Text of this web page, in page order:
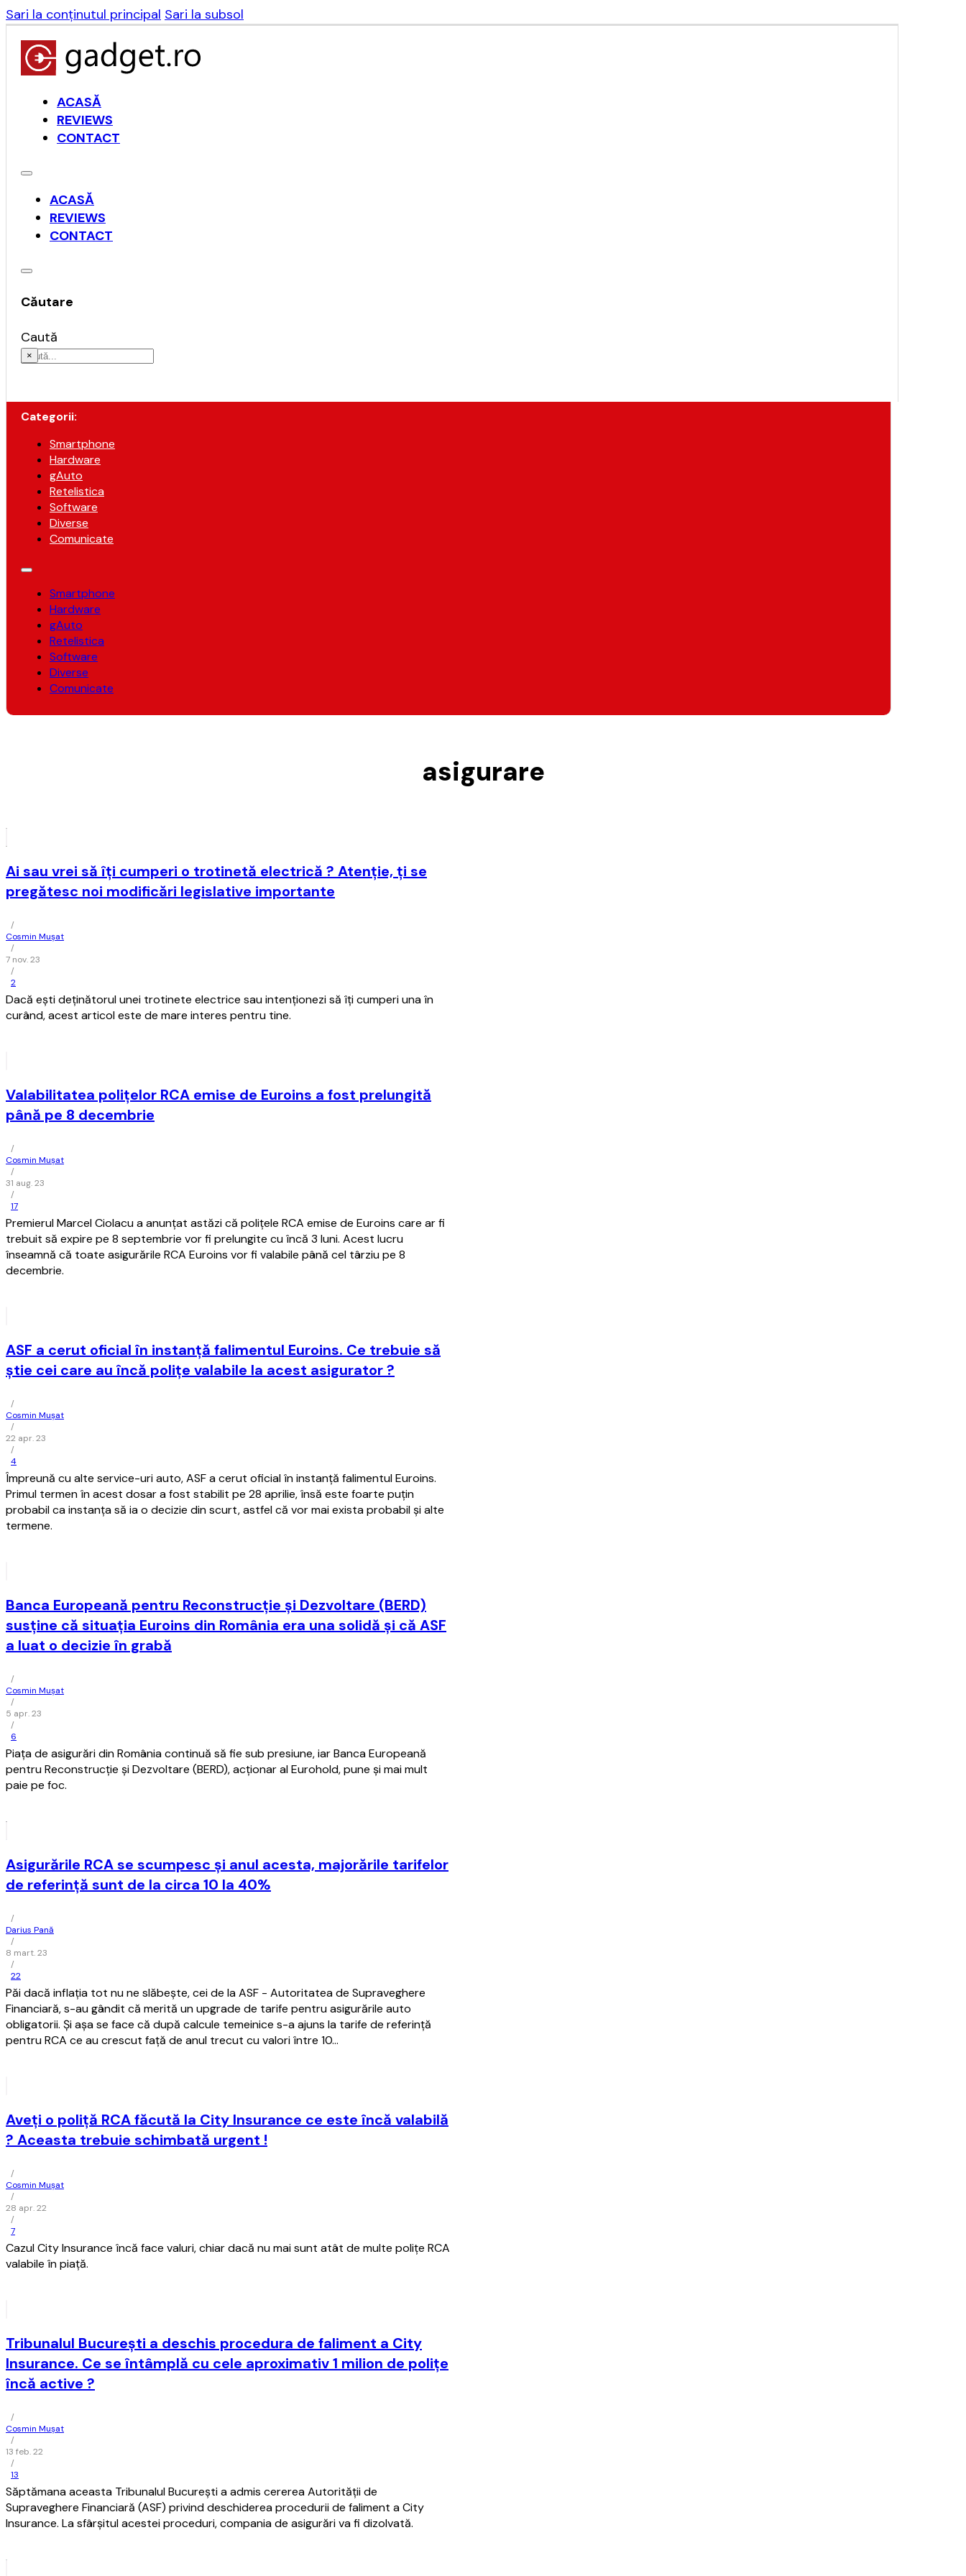
Sari la conținutul principal Sari la subsol
ACASĂ
REVIEWS
CONTACT
ACASĂ
REVIEWS
CONTACT
Căutare
Caută
×
Categorii:
Smartphone
Hardware
gAuto
Retelistica
Software
Diverse
Comunicate
Smartphone
Hardware
gAuto
Retelistica
Software
Diverse
Comunicate
asigurare
Ai sau vrei să îţi cumperi o trotinetă electrică ? Atenţie, ţi se
pregătesc noi modificări legislative importante
/
Cosmin Mușat
/
7 nov. 23
/
2
Dacă eşti deţinătorul unei trotinete electrice sau intenţionezi să îţi cumperi una în
curând, acest articol este de mare interes pentru tine.
Valabilitatea poliţelor RCA emise de Euroins a fost prelungită
până pe 8 decembrie
/
Cosmin Mușat
/
31 aug. 23
/
17
Premierul Marcel Ciolacu a anunţat astăzi că poliţele RCA emise de Euroins care ar fi
trebuit să expire pe 8 septembrie vor fi prelungite cu încă 3 luni. Acest lucru
înseamnă că toate asigurările RCA Euroins vor fi valabile până cel târziu pe 8
decembrie.
ASF a cerut oficial în instanţă falimentul Euroins. Ce trebuie să
ştie cei care au încă poliţe valabile la acest asigurator ?
/
Cosmin Mușat
/
22 apr. 23
/
4
Împreună cu alte service-uri auto, ASF a cerut oficial în instanţă falimentul Euroins.
Primul termen în acest dosar a fost stabilit pe 28 aprilie, însă este foarte puţin
probabil ca instanţa să ia o decizie din scurt, astfel că vor mai exista probabil şi alte
termene.
Banca Europeană pentru Reconstrucţie şi Dezvoltare (BERD)
susţine că situaţia Euroins din România era una solidă şi că ASF
a luat o decizie în grabă
/
Cosmin Mușat
/
5 apr. 23
/
6
Piaţa de asigurări din România continuă să fie sub presiune, iar Banca Europeană
pentru Reconstrucţie şi Dezvoltare (BERD), acţionar al Eurohold, pune şi mai mult
paie pe foc.
Asigurările RCA se scumpesc și anul acesta, majorările tarifelor
de referință sunt de la circa 10 la 40%
/
Darius Pană
/
8 mart. 23
/
22
Păi dacă inflația tot nu ne slăbește, cei de la ASF - Autoritatea de Supraveghere
Financiară, s-au gândit că merită un upgrade de tarife pentru asigurările auto
obligatorii. Și așa se face că după calcule temeinice s-a ajuns la tarife de referință
pentru RCA ce au crescut față de anul trecut cu valori între 10…
Aveţi o poliţă RCA făcută la City Insurance ce este încă valabilă
? Aceasta trebuie schimbată urgent !
/
Cosmin Mușat
/
28 apr. 22
/
7
Cazul City Insurance încă face valuri, chiar dacă nu mai sunt atât de multe poliţe RCA
valabile în piaţă.
Tribunalul Bucureşti a deschis procedura de faliment a City
Insurance. Ce se întâmplă cu cele aproximativ 1 milion de poliţe
încă active ?
/
Cosmin Mușat
/
13 feb. 22
/
13
Săptămana aceasta Tribunalul Bucureşti a admis cererea Autorității de
Supraveghere Financiară (ASF) privind deschiderea procedurii de faliment a City
Insurance. La sfârşitul acestei proceduri, compania de asigurări va fi dizolvată.